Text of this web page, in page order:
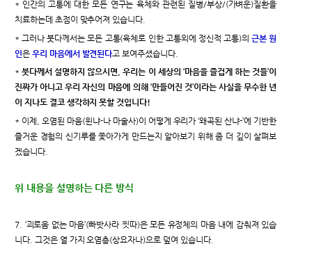
* 인간의 고통에 대한 모든 연구는 육체와 관련된 질병/부상/(가벼운)질환을
치료하는데 초점이 맞추어져 있습니다.
* 그러나 붓다께서는 모든 고통(육체로 인한 고통외에 정신적 고통)의근본 원
인은 우리 마음에서 발견된다고 보여주셨습니다.
*붓다께서 설명하지 않으시면, 우리는 이 세상의 ‘마음을 즐겁게 하는 것들’이
진짜가 아니고 우리 자신의 마음에 의해 ‘만들어진 것’이라는 사실을 무수한 년
이 지나도 결코 생각하지 못할 것입니다!
* 이제, 오염된 마음(윈냐-나 마술사)이 어떻게 우리가 ‘왜곡된 산냐-’에 기반한
즐거운 경험의 신기루를 쫓아가게 만드는지 알아보기 위해 좀 더 깊이 살펴보
겠습니다.
위 내용을 설명하는 다른 방식
7. ‘괴로움 없는 마음’(빠밧사라 찟따)은 모든 유정체의 마음 내에 감춰져 있습
니다. 그것은 열 가지 오염층(상요자나)으로 덮여 있습니다.